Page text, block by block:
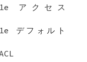
アクセス
デフォルト